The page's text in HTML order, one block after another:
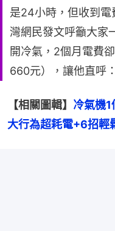
是24小時，但收到電
灣網民發文呼籲大家
開冷氣，2個月電費
660元），讓他直呼
【相關圖輯】 冷氣機
大行為超耗電+6招輕